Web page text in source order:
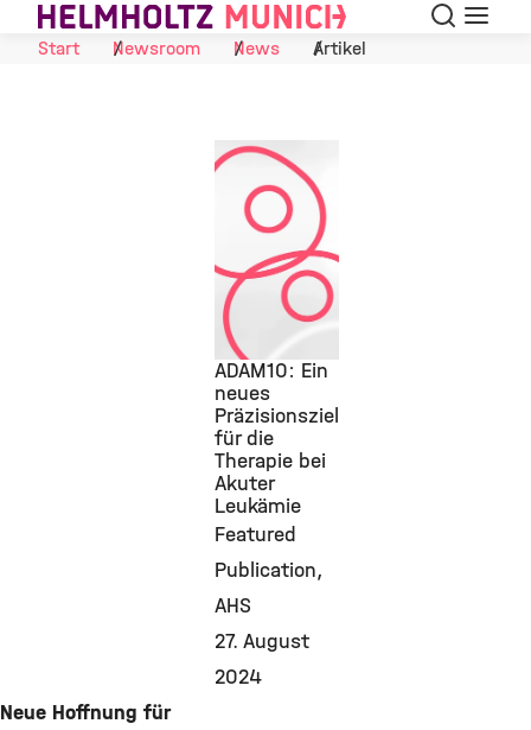
Skip to Content Suche
Start
Newsroom News Artikel
©
ADAM10: Ein
neues
Präzisionsziel
für die
Therapie bei
Akuter
Leukämie
Featured
Publication
AHS
27. August
2024
Neue Hoffnung für